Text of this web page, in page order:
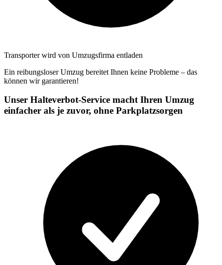
Transporter wird von Umzugsfirma entladen
Ein reibungsloser Umzug bereitet Ihnen keine Probleme – das
können wir garantieren!
Unser Halteverbot-Service macht Ihren Umzug
einfacher als je zuvor, ohne Parkplatzsorgen